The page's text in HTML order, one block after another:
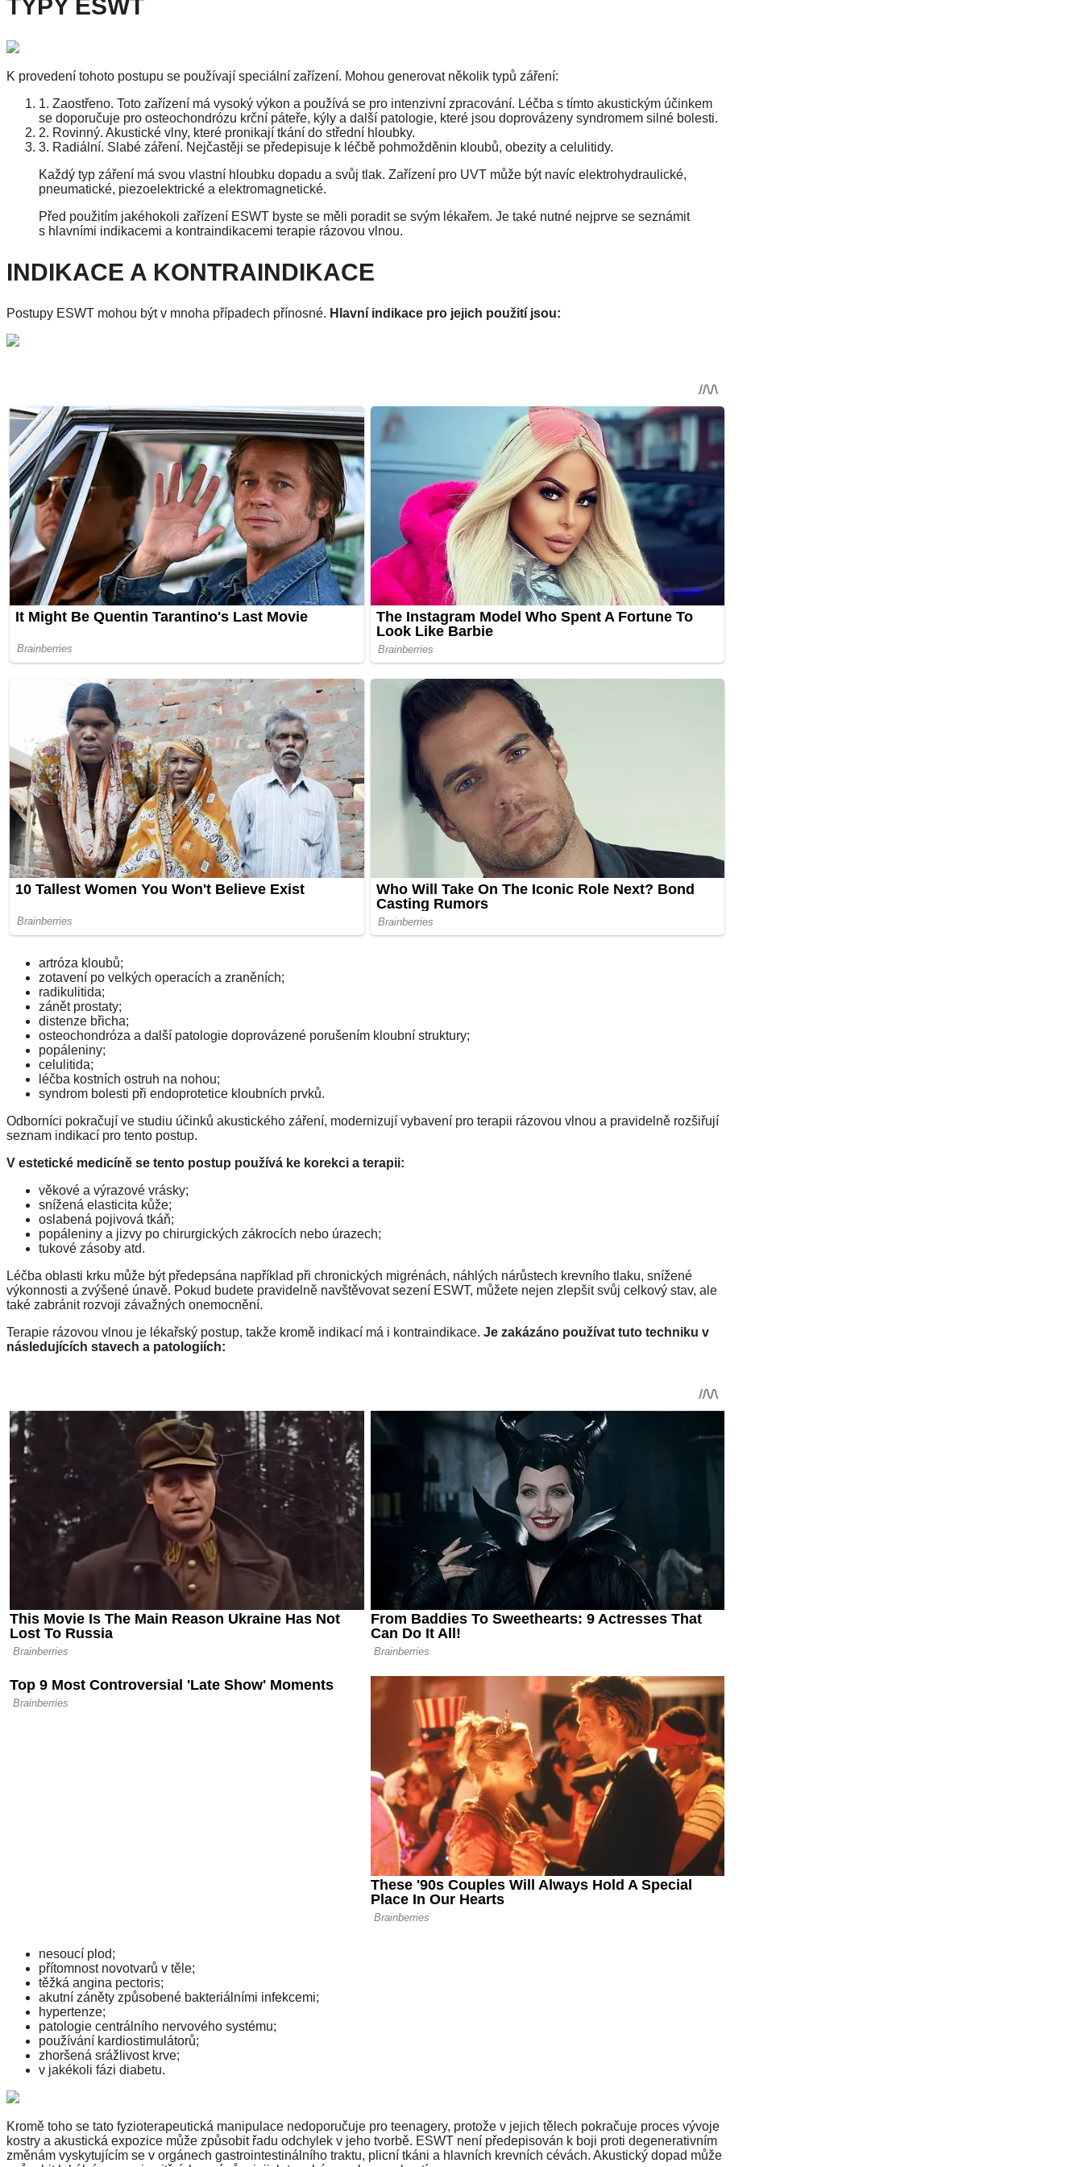
TYPY ESWT
K provedení tohoto postupu se používají speciální zařízení. Mohou generovat několik typů záření:
1. Zaostřeno. Toto zařízení má vysoký výkon a používá se pro intenzivní zpracování. Léčba s tímto akustickým účinkem
se doporučuje pro osteochondrózu krční páteře, kýly a další patologie, které jsou doprovázeny syndromem silné bolesti.
2. Rovinný. Akustické vlny, které pronikají tkání do střední hloubky.
3. Radiální. Slabé záření. Nejčastěji se předepisuje k léčbě pohmožděnin kloubů, obezity a celulitidy.
Každý typ záření má svou vlastní hloubku dopadu a svůj tlak. Zařízení pro UVT může být navíc elektrohydraulické,
pneumatické, piezoelektrické a elektromagnetické.
Před použitím jakéhokoli zařízení ESWT byste se měli poradit se svým lékařem. Je také nutné nejprve se seznámit
s hlavními indikacemi a kontraindikacemi terapie rázovou vlnou.
INDIKACE A KONTRAINDIKACE
Postupy ESWT mohou být v mnoha případech přínosné. Hlavní indikace pro jejich použití jsou:
artróza kloubů;
zotavení po velkých operacích a zraněních;
radikulitida;
zánět prostaty;
distenze břicha;
osteochondróza a další patologie doprovázené porušením kloubní struktury;
popáleniny;
celulitida;
léčba kostních ostruh na nohou;
syndrom bolesti při endoprotetice kloubních prvků.
Odborníci pokračují ve studiu účinků akustického záření, modernizují vybavení pro terapii rázovou vlnou a pravidelně rozšiřují
seznam indikací pro tento postup.
V estetické medicíně se tento postup používá ke korekci a terapii:
věkové a výrazové vrásky;
snížená elasticita kůže;
oslabená pojivová tkáň;
popáleniny a jizvy po chirurgických zákrocích nebo úrazech;
tukové zásoby atd.
Léčba oblasti krku může být předepsána například při chronických migrénách, náhlých nárůstech krevního tlaku, snížené
výkonnosti a zvýšené únavě. Pokud budete pravidelně navštěvovat sezení ESWT, můžete nejen zlepšit svůj celkový stav, ale
také zabránit rozvoji závažných onemocnění.
Terapie rázovou vlnou je lékařský postup, takže kromě indikací má i kontraindikace. Je zakázáno používat tuto techniku ​​v
následujících stavech a patologiích:
nesoucí plod;
přítomnost novotvarů v těle;
těžká angina pectoris;
akutní záněty způsobené bakteriálními infekcemi;
hypertenze;
patologie centrálního nervového systému;
používání kardiostimulátorů;
zhoršená srážlivost krve;
v jakékoli fázi diabetu.
Kromě toho se tato fyzioterapeutická manipulace nedoporučuje pro teenagery, protože v jejich tělech pokračuje proces vývoje
kostry a akustická expozice může způsobit řadu odchylek v jeho tvorbě. ESWT není předepisován k boji proti degenerativním
změnám vyskytujícím se v orgánech gastrointestinálního traktu, plicní tkáni a hlavních krevních cévách. Akustický dopad může